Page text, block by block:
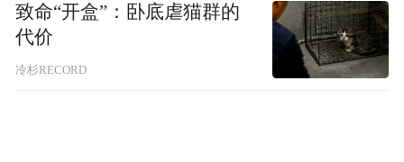
赛事落地芝罘，既是对芝罘区水上运动发展
成果的高度认可，也将进一步推动帆船帆板
致命“开盒”：卧底虐猫群的
代价
冷杉RECORD